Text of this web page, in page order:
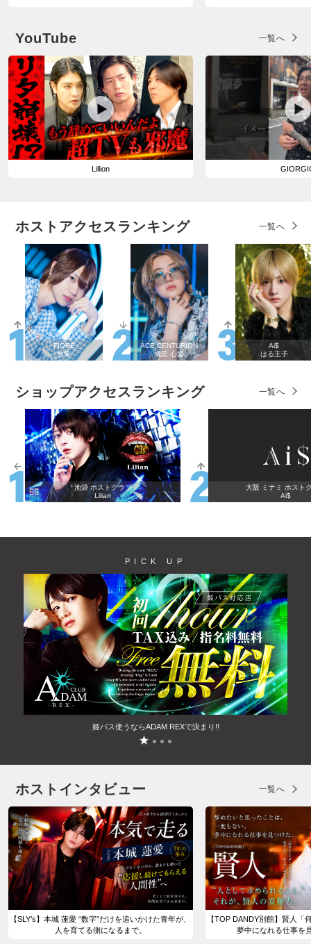
YouTube 一覧へ
Lillion
ホストアクセスランキング 一覧へ
FIORE
水希
ACE CENTURION
成星 心愛
Ai$
はる王子
ショップアクセスランキング 一覧へ
池袋 ホストクラブ
Lilian
大阪 ミナミ ホスト
Ai$
PICK UP
姫パス使うならADAM REXで決まり!!
ホストインタビュー 一覧へ
【SLY’s】本城 蓮愛 “数字”だけを追いかけた青年が、
人を育てる側になるまで。
【TOP DANDY別館】賢人「
夢中になれる仕事を